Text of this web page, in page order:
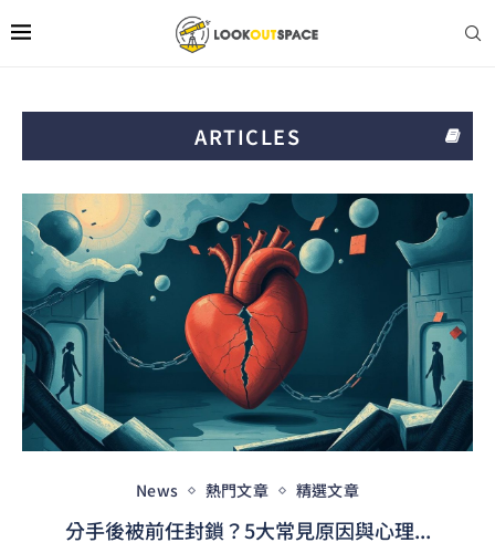
ARTICLES
News 熱門文章 精選文章
分手後被前任封鎖？5大常見原因與心理...